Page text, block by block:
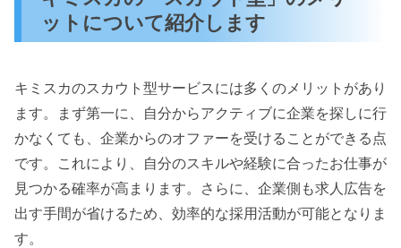
ットについて紹介します
キミスカのスカウト型サービスには多くのメリットがあり
ます。まず第一に、自分からアクティブに企業を探しに行
かなくても、企業からのオファーを受けることができる点
です。これにより、自分のスキルや経験に合ったお仕事が
見つかる確率が高まります。さらに、企業側も求人広告を
出す手間が省けるため、効率的な採用活動が可能となりま
す。